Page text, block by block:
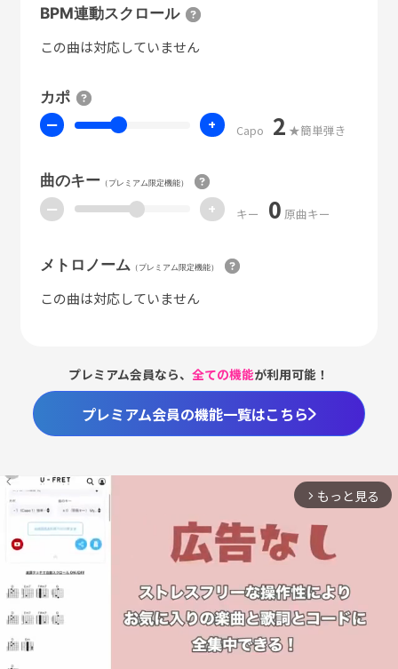
BPM連動スクロール
この曲は対応していません
カポ
ー + Capo 2 ★簡単弾き
曲のキー（プレミアム限定機能）
ー + キー 0 原曲キー
メトロノーム （プレミアム限定機能）
この曲は対応していません
プレミアム会員なら、全ての機能が利用可能！
プレミアム会員の機能一覧はこちら
arrow_forward_ios もっと見る